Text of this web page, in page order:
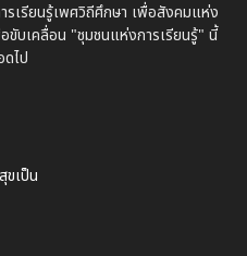
รเรียนรู้เพศวิถีศึกษา เพื่อสังคมแห่ง
ขับเคลื่อน "ชุมชนแห่งการเรียนรู้" นี้
ไป
ขเป็น